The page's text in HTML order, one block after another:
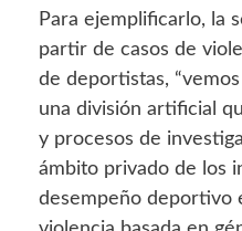
Para ejemplificarlo, la
partir de casos de
de deportistas,
una división artificial
y procesos de
ámbito privado de los
desempeño deportivo